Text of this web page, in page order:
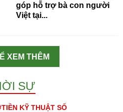
góp hỗ trợ bà con người
Việt tại...
XEM THÊM
SỰ
KỸ THUẬT SỐ